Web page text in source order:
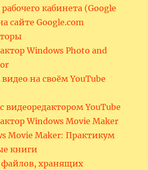
кабинета (Google
сайте Google.com
Windows Photo and
на своём YouTube
видеоредактором YouTube
Windows Movie Maker
Movie Maker: Практикум
книги
хранящих